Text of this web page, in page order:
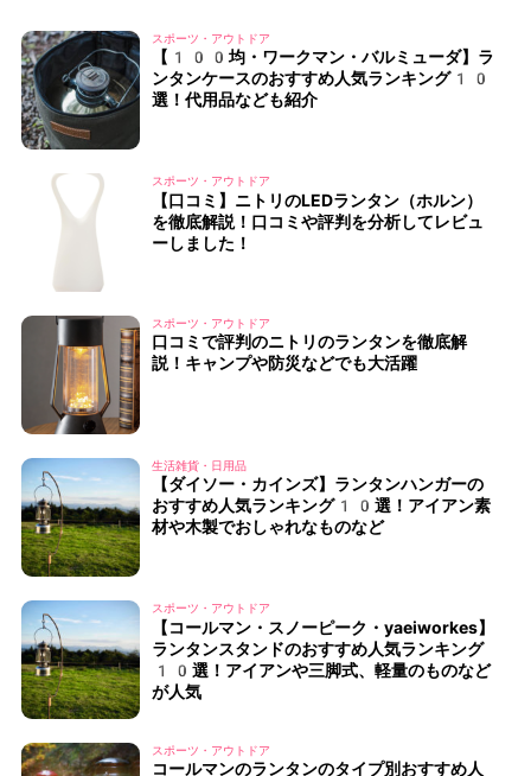
スポーツ・アウトドア
【100均・ワークマン・バルミューダ】ラ
ンタンケースのおすすめ人気ランキング10
選！代用品なども紹介
スポーツ・アウトドア
【口コミ】ニトリのLEDランタン（ホルン）
を徹底解説！口コミや評判を分析してレビュ
ーしました！
スポーツ・アウトドア
口コミで評判のニトリのランタンを徹底解
説！キャンプや防災などでも大活躍
生活雑貨・日用品
【ダイソー・カインズ】ランタンハンガーの
おすすめ人気ランキング10選！アイアン素
材や木製でおしゃれなものなど
スポーツ・アウトドア
【コールマン・スノーピーク・yaeiworkes】
ランタンスタンドのおすすめ人気ランキング
10選！アイアンや三脚式、軽量のものなど
が人気
スポーツ・アウトドア
コールマンのランタンのタイプ別おすすめ人